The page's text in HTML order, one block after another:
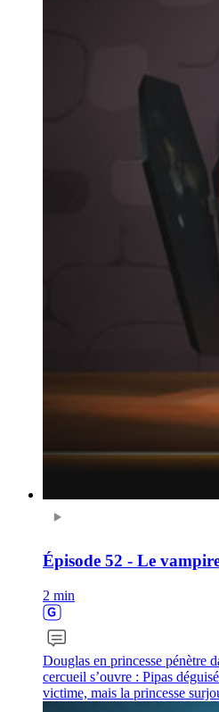
Épisode 52 - Le
2 min
Douglas en princesse pénètre
cercueil s’ouvre : Pipas
victime, mais la princesse